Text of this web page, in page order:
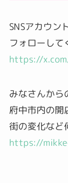
SNSアカウン
フォローして
https://
みなさんから
府中市内の開
街の変化など
https://